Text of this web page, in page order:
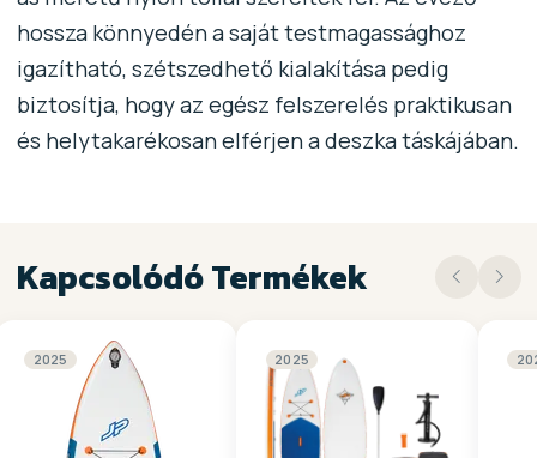
hossza könnyedén a saját testmagassághoz
igazítható, szétszedhető kialakítása pedig
biztosítja, hogy az egész felszerelés praktikusan
és helytakarékosan elférjen a deszka táskájában.
Kapcsolódó Termékek
2025 2025